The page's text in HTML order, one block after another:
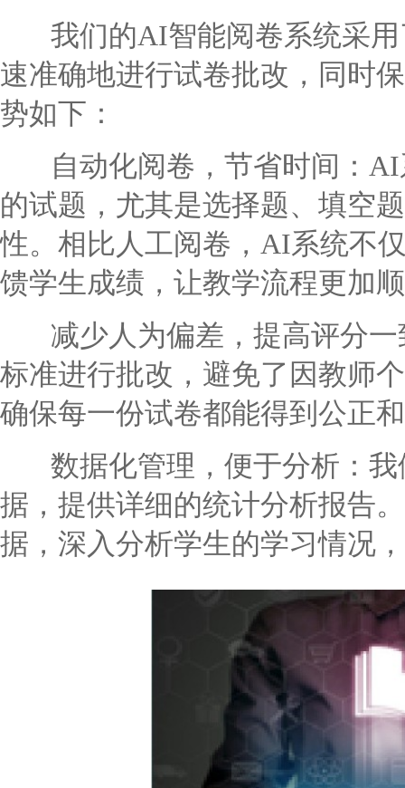
我们的AI智能阅卷系统采用
速准确地进行试卷批改，同时
势如下：
自动化阅卷，节省时间：AI
的试题，尤其是选择题、填空
性。相比人工阅卷，AI系统不
馈学生成绩，让教学流程更加
减少人为偏差，提高评分一
标准进行批改，避免了因教师
确保每一份试卷都能得到公正
数据化管理，便于分析：我
据，提供详细的统计分析报告
据，深入分析学生的学习情况